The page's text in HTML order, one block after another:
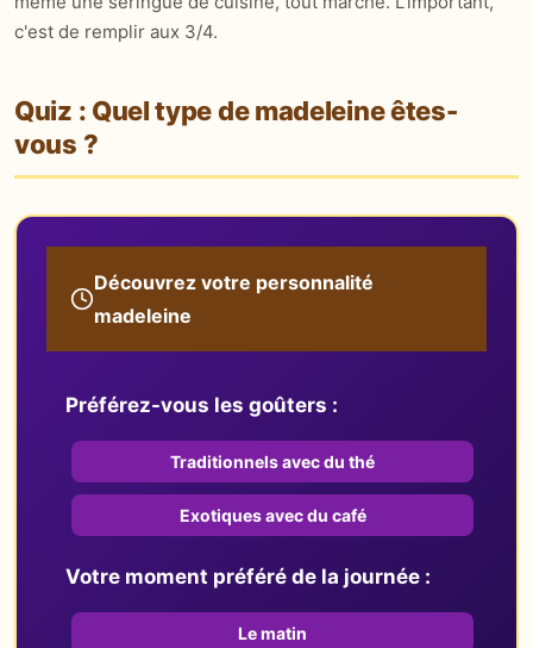
c'est de remplir aux 3/4.
Quiz : Quel type de madeleine êtes-
vous ?
Découvrez votre personnalité
madeleine
Préférez-vous les goûters :
Traditionnels avec du thé
Exotiques avec du café
Votre moment préféré de la journée :
Le matin